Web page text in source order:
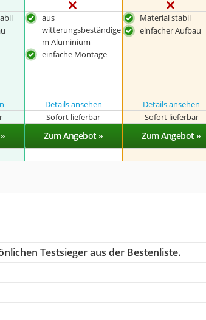
aus
witterungsbeständige
m Aluminium
einfache Montage
Material stabil
einfacher Aufbau
Details ansehen Details ansehen
Sofort lieferbar Sofort lieferbar
Zum Angebot » Zum Angebot »
Testsieger aus der Bestenliste.